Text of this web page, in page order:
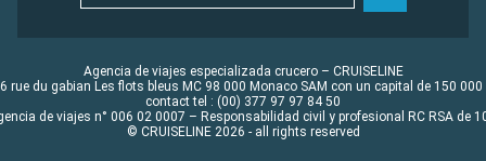
Agencia de viajes especializada crucero – CRUISELINE
rue du gabian Les flots bleus MC 98 000 Monaco SAM con un capital de 150 000
contact tel : (00) 377 97 97 84 50
de viajes n° 006 02 0007 – Responsabilidad civil y profesional RC RSA de
© CRUISELINE 2026 - all rights reserved